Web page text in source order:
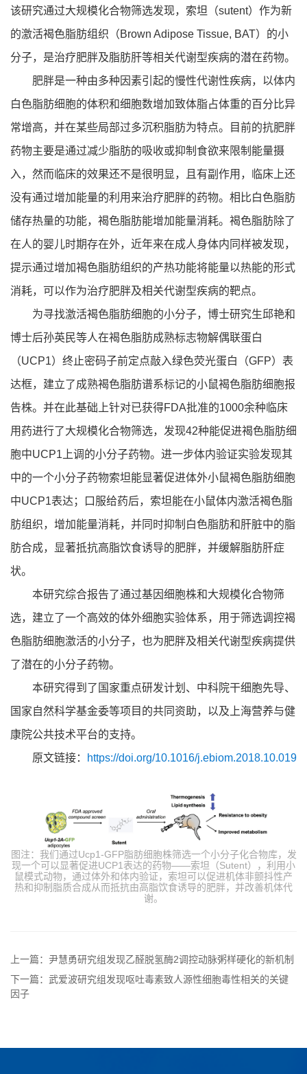
该研究通过大规模化合物筛选发现，索坦（sutent）作为新
的激活褐色脂肪组织（Brown Adipose Tissue, BAT）的小
分子，是治疗肥胖及脂肪肝等相关代谢型疾病的潜在药物。
肥胖是一种由多种因素引起的慢性代谢性疾病，以体内
白色脂肪细胞的体积和细胞数增加致体脂占体重的百分比异
常增高，并在某些局部过多沉积脂肪为特点。目前的抗肥胖
药物主要是通过减少脂肪的吸收或抑制食欲来限制能量摄
入，然而临床的效果还不是很明显，且有副作用，临床上还
没有通过增加能量的利用来治疗肥胖的药物。相比白色脂肪
储存热量的功能，褐色脂肪能增加能量消耗。褐色脂肪除了
在人的婴儿时期存在外，近年来在成人身体内同样被发现，
提示通过增加褐色脂肪组织的产热功能将能量以热能的形式
消耗，可以作为治疗肥胖及相关代谢型疾病的靶点。
为寻找激活褐色脂肪细胞的小分子，博士研究生邱艳和
博士后孙英民等人在褐色脂肪成熟标志物解偶联蛋白
（UCP1）终止密码子前定点敲入绿色荧光蛋白（GFP）表
达框，建立了成熟褐色脂肪谱系标记的小鼠褐色脂肪细胞报
告株。并在此基础上针对已获得FDA批准的1000余种临床
用药进行了大规模化合物筛选，发现42种能促进褐色脂肪细
胞中UCP1上调的小分子药物。进一步体内验证实验发现其
中的一个小分子药物索坦能显著促进体外小鼠褐色脂肪细胞
中UCP1表达；口服给药后，索坦能在小鼠体内激活褐色脂
肪组织，增加能量消耗，并同时抑制白色脂肪和肝脏中的脂
肪合成，显著抵抗高脂饮食诱导的肥胖，并缓解脂肪肝症
状。
本研究综合报告了通过基因细胞株和大规模化合物筛
选，建立了一个高效的体外细胞实验体系，用于筛选调控褐
色脂肪细胞激活的小分子，也为肥胖及相关代谢型疾病提供
了潜在的小分子药物。
本研究得到了国家重点研发计划、中科院干细胞先导、
国家自然科学基金委等项目的共同资助，以及上海营养与健
康院公共技术平台的支持。
原文链接：
https://doi.org/10.1016/j.ebiom.2018.10.019
图注：我们通过Ucp1-GFP脂肪细胞株筛选一个小分子化合物库，发
现一个可以显著促进UCP1表达的药物——索坦（Sutent），利用小
鼠模式动物，通过体外和体内验证，索坦可以促进机体非颤抖性产
热和抑制脂质合成从而抵抗由高脂饮食诱导的肥胖，并改善机体代
谢。
上一篇：尹慧勇研究组发现乙醛脱氢酶2调控动脉粥样硬化的新机制
下一篇：武爱波研究组发现呕吐毒素致人源性细胞毒性相关的关键
因子